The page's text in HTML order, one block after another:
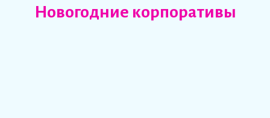
Новогодние корпоративы